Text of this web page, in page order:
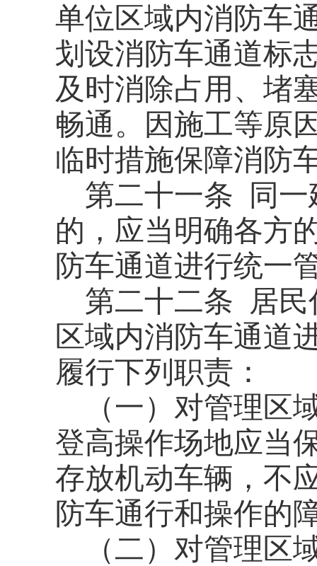
单位区域内消防车
划设消防车通道标
及时消除占用、堵
畅通。因施工等原
临时措施保障消防
第二十一条 同一
的，应当明确各方
防车通道进行统一
第二十二条 居民
区域内消防车通道
履行下列职责：
（一）对管理区
登高操作场地应当
存放机动车辆，不
防车通行和操作的
（二）对管理区